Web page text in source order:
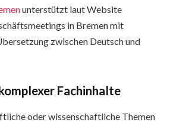
unterstützt laut Website
in Bremen mit
zwischen Deutsch und
Fachinhalte
oder wissenschaftliche Themen